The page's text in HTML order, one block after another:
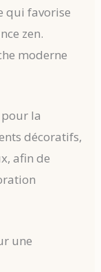
qui favorise
zen.
moderne
la
décoratifs,
afin de
une